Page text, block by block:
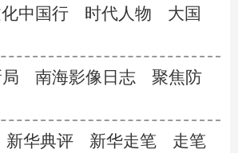
中国行 时代人物
大国
南海影像日志
聚焦防
新华典评 新华走笔
走笔